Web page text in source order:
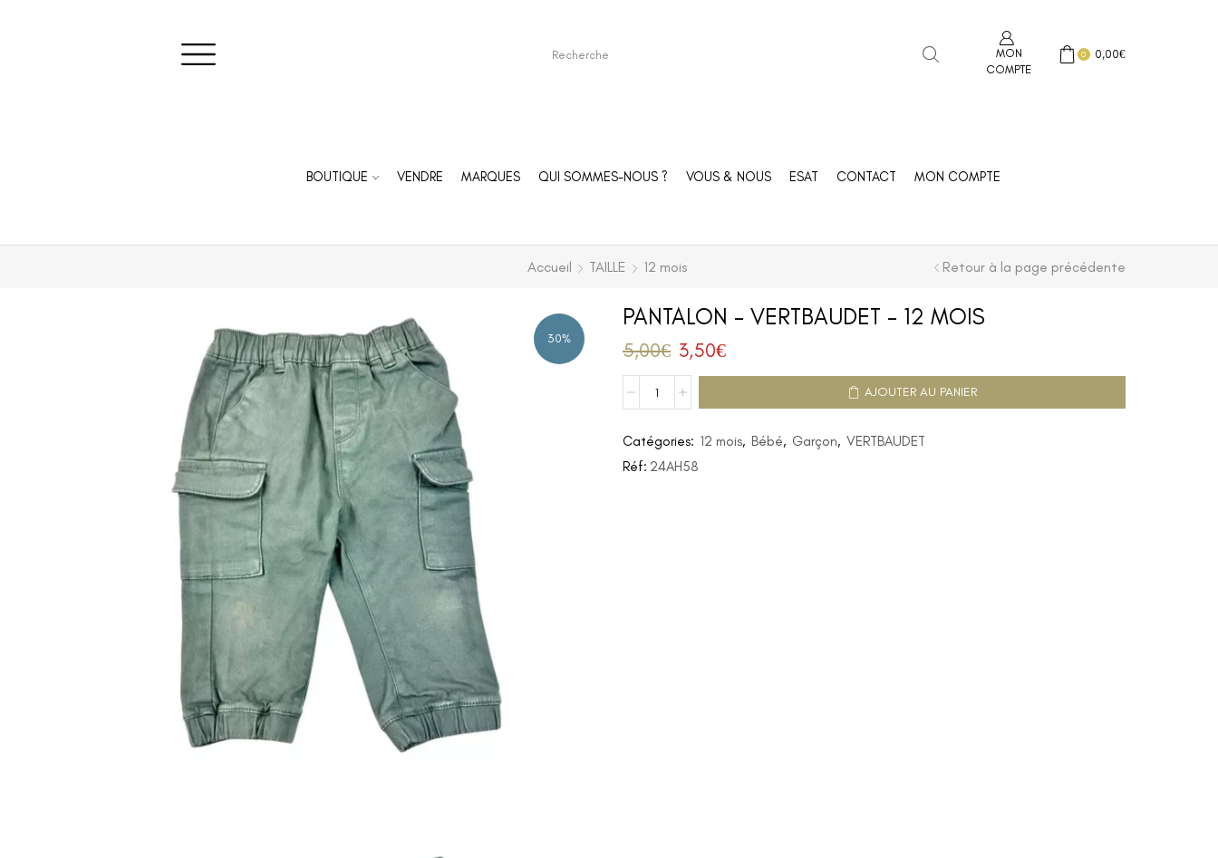
MON
COMPTE
0 0,00€
BOUTIQUE VENDRE MARQUES QUI SOMMES-NOUS ? VOUS & NOUS ESAT CONTACT MON COMPTE
Accueil TAILLE 12 mois Retour à la page précédente
30%
PANTALON – VERTBAUDET – 12 MOIS
5,00€ 3,50€
AJOUTER AU PANIER
Catégories: 12 mois, Bébé, Garçon, VERTBAUDET
Réf: 24AH58